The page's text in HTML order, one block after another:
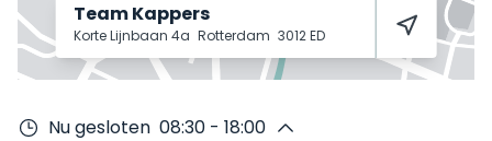
Team Kappers
Korte Lijnbaan 4a Rotterdam 3012 ED
Nu gesloten 08:30 - 18:00